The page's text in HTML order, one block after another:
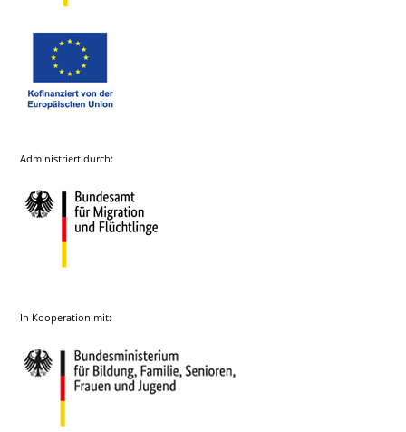
Administriert durch:
In Kooperation mit: